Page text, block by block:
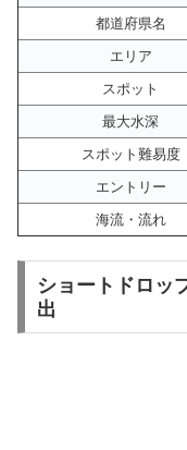
都道府県名
エリア
スポット
最大水深
スポット難易度
エントリー
海流・流れ
ショートドロッ
出